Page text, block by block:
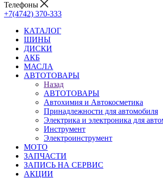
Телефоны
+7(4742) 370-333
КАТАЛОГ
ШИНЫ
ДИСКИ
АКБ
МАСЛА
АВТОТОВАРЫ
Назад
АВТОТОВАРЫ
Автохимия и Автокосметика
Принадлежности для автомобиля
Электрика и электроника для
Инструмент
Электроинструмент
МОТО
ЗАПЧАСТИ
ЗАПИСЬ НА СЕРВИС
АКЦИИ